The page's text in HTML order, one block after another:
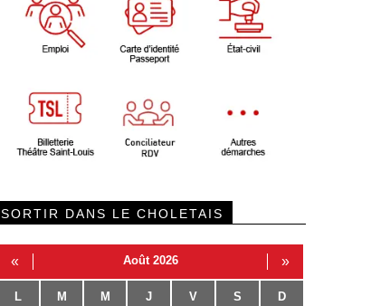
SORTIR DANS LE CHOLETAIS
« Août 2026 »
L M M J V S D